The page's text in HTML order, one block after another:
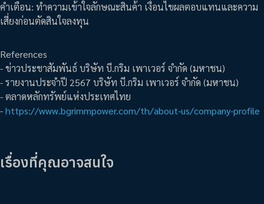
คำเตือน: ทำความเข้าใจลักษณะสินค้า เงื่อนไขผลตอบแทนและความ
เสี่ยงก่อนตัดสินใจลงทุน
References
- ข่าวประชาสัมพันธ์ บริษัท บี.กริม เพาเวอร์ จำกัด (มหาชน)
- รายงานประจำปี 2567 บริษัท บี.กริม เพาเวอร์ จำกัด (มหาชน)
- ตลาดหลักทรัพย์แห่งประเทศไทย
-https://www.bgrimmpower.com/th/about-us/company-profile
เรื่องที่คุณอาจสนใจ